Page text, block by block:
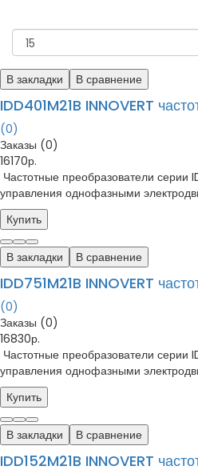
В закладки В сравнение
IDD401M21B INNOVERT
(0)
Заказы (0)
16170р.
Частотные преобразователи серии
управления однофазными
Купить
В закладки В сравнение
IDD751M21B INNOVERT
(0)
Заказы (0)
16830р.
Частотные преобразователи серии
управления однофазными
Купить
В закладки В сравнение
IDD152M21B INNOVERT